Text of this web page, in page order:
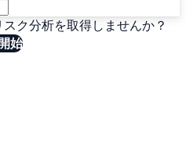
ク分析を取得しませんか？
始